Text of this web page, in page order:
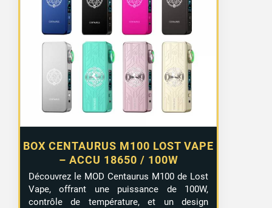
BOX CENTAURUS M100 LOST VAPE
– ACCU 18650 / 100W
Découvrez le MOD Centaurus M100 de Lost
Vape, offrant une puissance de 100W,
contrôle de température, et un design